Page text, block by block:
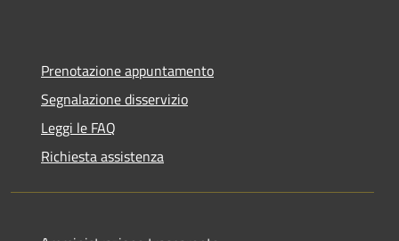
Prenotazione appuntamento
Segnalazione disservizio
Leggi le FAQ
Richiesta assistenza